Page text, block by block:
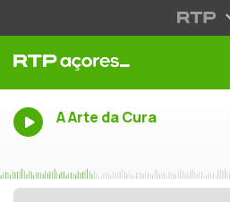
A Arte da Cura